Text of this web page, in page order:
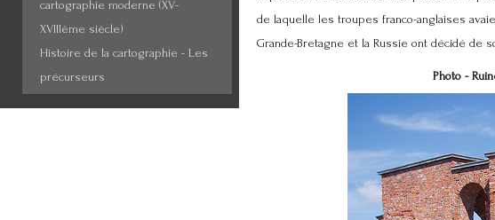
de laquelle les troupes franco-anglaises
Grande-Bretagne et la Russie ont décidé de
Photo -
cartographie moderne (XV-
XVIIIème siècle)
Histoire de la cartographie - Les
précurseurs